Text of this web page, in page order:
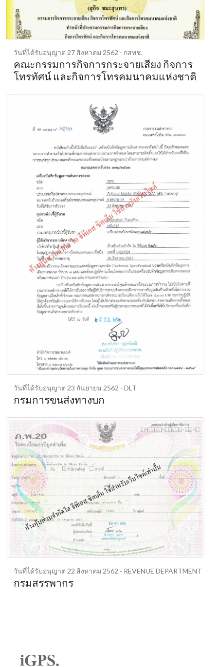
วันที่ได้รับอนุญาต 27 สิงหาคม 2562 - กสทช.
คณะกรรมการกิจการกระจายเสียง กิจการ
โทรทัศน์ และกิจการโทรคมนาคมแห่งชาติ
วันที่ได้รับอนุญาต 23 กันยายน 2562 - DLT
กรมการขนส่งทางบก
วันที่ได้รับอนุญาต 22 สิงหาคม 2562 - REVENUE DEPARTMENT
กรมสรรพากร